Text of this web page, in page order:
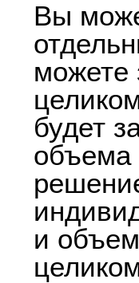
Вы
можете
будет
объема
и